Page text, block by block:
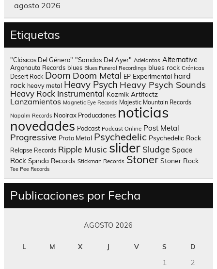
agosto 2026
Etiquetas
"Clásicos Del Género" "Sonidos Del Ayer" Adelantos Alternative
Argonauta Records blues Blues Funeral Recordings blues rock Crónicas
Desert Rock Doom Doom Metal EP Experimental hard
rock heavy metal Heavy Psych Heavy Psych Sounds
Heavy Rock Instrumental Kozmik Artifactz
Lanzamientos Magnetic Eye Records Majestic Mountain Records
Napalm Records Nooirax Producciones noticias
novedades Podcast Podcast Online Post Metal
Progressive Proto Metal Psychedelic Psychedelic Rock
Relapse Records Ripple Music slider Sludge Space
Rock Spinda Records Stickman Records Stoner Stoner Rock
Tee Pee Records
Publicaciones por Fecha
AGOSTO 2026
L M X J V S D
1
2